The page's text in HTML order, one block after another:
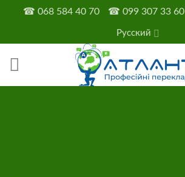
content
☎ 068 584 40 70 ☎ 099 307 33 60
Русский